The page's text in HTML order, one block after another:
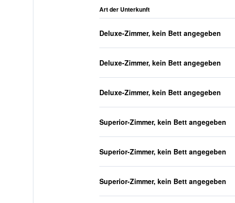
Art der Unterkunft
Deluxe-Zimmer, kein Bett angegeben
Deluxe-Zimmer, kein Bett angegeben
Deluxe-Zimmer, kein Bett angegeben
Superior-Zimmer, kein Bett angegeben
Superior-Zimmer, kein Bett angegeben
Superior-Zimmer, kein Bett angegeben